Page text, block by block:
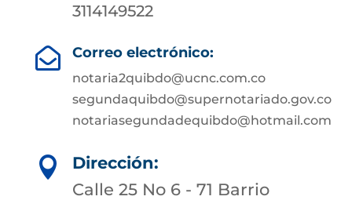
3114149522
 Correo electrónico:
notaria2quibdo@ucnc.com.co
segundaquibdo@supernotariado.gov.co
notariasegundadequibdo@hotmail.com

Dirección:
Calle 25 No 6 - 71 Barrio